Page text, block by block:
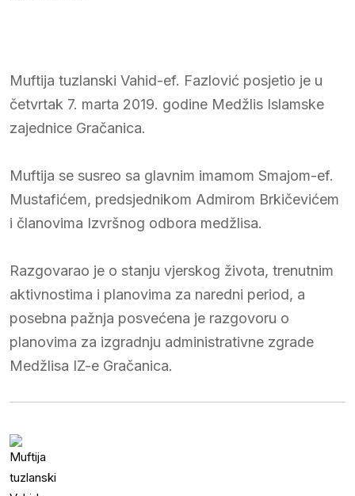
Muftija tuzlanski Vahid-ef. Fazlović posjetio je u
četvrtak 7. marta 2019. godine Medžlis Islamske
zajednice Gračanica.
Muftija se susreo sa glavnim imamom Smajom-ef.
Mustafićem, predsjednikom Admirom Brkičevićem
i članovima Izvršnog odbora medžlisa.
Razgovarao je o stanju vjerskog života, trenutnim
aktivnostima i planovima za naredni period, a
posebna pažnja posvećena je razgovoru o
planovima za izgradnju administrativne zgrade
Medžlisa IZ-e Gračanica.